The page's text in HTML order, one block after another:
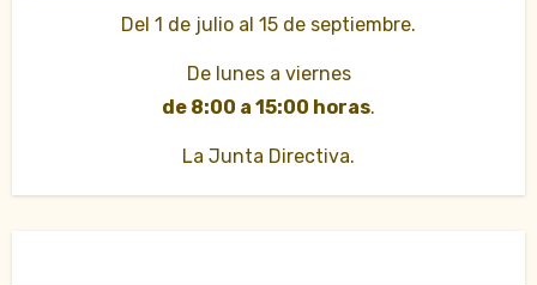
Del 1 de julio al 15 de septiembre.
De lunes a viernes
de 8:00 a 15:00 horas.
La Junta Directiva.